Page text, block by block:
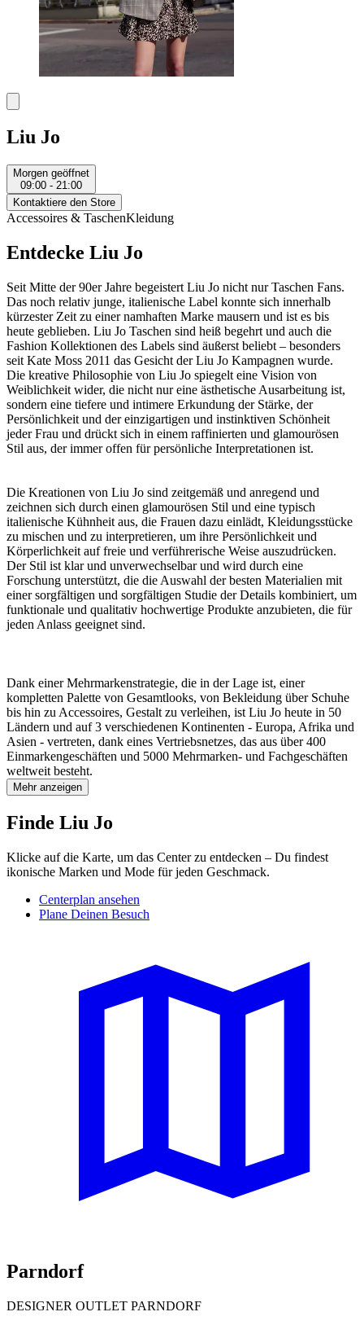
Liu Jo
Morgen geöffnet
09:00 - 21:00
Kontaktiere den Store
Accessoires & TaschenKleidung
Entdecke Liu Jo
Seit Mitte der 90er Jahre begeistert Liu Jo nicht nur Taschen Fans.
Das noch relativ junge, italienische Label konnte sich innerhalb
kürzester Zeit zu einer namhaften Marke mausern und ist es bis
heute geblieben. Liu Jo Taschen sind heiß begehrt und auch die
Fashion Kollektionen des Labels sind äußerst beliebt – besonders
seit Kate Moss 2011 das Gesicht der Liu Jo Kampagnen wurde.
Die kreative Philosophie von Liu Jo spiegelt eine Vision von
Weiblichkeit wider, die nicht nur eine ästhetische Ausarbeitung ist,
sondern eine tiefere und intimere Erkundung der Stärke, der
Persönlichkeit und der einzigartigen und instinktiven Schönheit
jeder Frau und drückt sich in einem raffinierten und glamourösen
Stil aus, der immer offen für persönliche Interpretationen ist.
Die Kreationen von Liu Jo sind zeitgemäß und anregend und
zeichnen sich durch einen glamourösen Stil und eine typisch
italienische Kühnheit aus, die Frauen dazu einlädt, Kleidungsstücke
zu mischen und zu interpretieren, um ihre Persönlichkeit und
Körperlichkeit auf freie und verführerische Weise auszudrücken.
Der Stil ist klar und unverwechselbar und wird durch eine
Forschung unterstützt, die die Auswahl der besten Materialien mit
einer sorgfältigen und sorgfältigen Studie der Details kombiniert, um
funktionale und qualitativ hochwertige Produkte anzubieten, die für
jeden Anlass geeignet sind.
Dank einer Mehrmarkenstrategie, die in der Lage ist, einer
kompletten Palette von Gesamtlooks, von Bekleidung über Schuhe
bis hin zu Accessoires, Gestalt zu verleihen, ist Liu Jo heute in 50
Ländern und auf 3 verschiedenen Kontinenten - Europa, Afrika und
Asien - vertreten, dank eines Vertriebsnetzes, das aus über 400
Einmarkengeschäften und 5000 Mehrmarken- und Fachgeschäften
weltweit besteht.
Mehr anzeigen
Finde Liu Jo
Klicke auf die Karte, um das Center zu entdecken – Du findest
ikonische Marken und Mode für jeden Geschmack.
Centerplan ansehen
Plane Deinen Besuch
Parndorf
DESIGNER OUTLET PARNDORF